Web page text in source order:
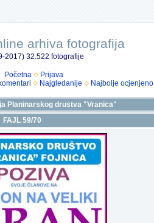
arhiva fotografija
2017) 32.522 fotografije
Početna
Prijava
Najgledanije Najbolje ocjenjeno
Planinarskog drustva "Vranica"
FAJL 59/70